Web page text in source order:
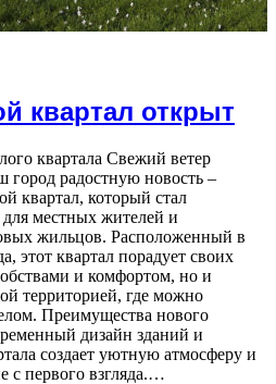
квартал открыт
квартала Свежий ветер
город радостную новость –
квартал, который стал
местных жителей и
жильцов. Расположенный в
этот квартал порадует своих
и комфортом, но и
территорией, где можно
Преимущества нового
дизайн зданий и
создает уютную атмосферу и
с первого взгляда.…